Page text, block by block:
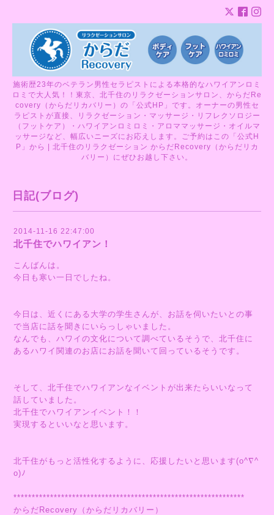
施術歴23年のベテラン男性セラピストによる本格的なハワイアンロミ
ロミで大人気！！東京、北千住のリラクゼーションサロン、からだRe
covery（からだリカバリー）の「公式HP」です。オーナーの男性セ
ラピストが直接、リラクゼーション・マッサージ・リフレクソロジー
（フットケア）・ハワイアンロミロミ・アロママッサージ・オイルマ
ッサージなど、幅広いニーズにお応えします。ご予約はこの「公式H
P」から | 北千住のリラクゼーション からだRecovery（からだリカ
バリー）にぜひお越し下さい。
日記(ブログ)
2014-11-16 22:47:00
北千住でハワイアン！
こんばんは。
今日も寒い一日でしたね。
今日は、近くにある大学の学生さんが、お話を伺いたいとの事
で当店に話を聞きにいらっしゃいました。
なんでも、ハワイの文化について調べているそうで、北千住に
あるハワイ関連のお店にお話を聞いて回っているそうです。
そして、北千住でハワイアンなイベントが出来たらいいなって
話していました。
北千住でハワイアンイベント！！
実現するといいなと思います。
北千住がもっと活性化するように、応援したいと思います(o^∇^
o)ﾉ
***************************************************************
からだRecovery（からだリカバリー）